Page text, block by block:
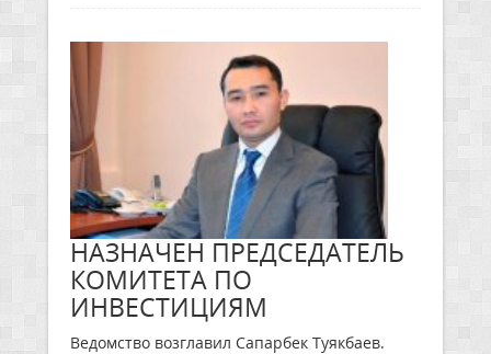
НАЗНАЧЕН ПРЕДСЕДАТЕЛЬ
КОМИТЕТА ПО
ИНВЕСТИЦИЯМ
Ведомство возглавил Сапарбек Туякбаев.